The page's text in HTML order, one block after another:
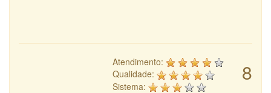
8
Atendimento:
Qualidade:
Sistema: